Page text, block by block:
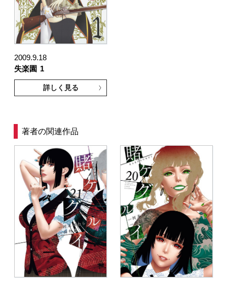
2009.9.18
失楽園 1
詳しく見る
著者の関連作品